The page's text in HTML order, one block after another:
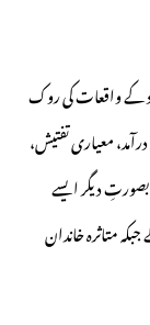
کے واقعات کی روک
معیاری تفتیش،
دیگر ایسے
متاثرہ خاندان